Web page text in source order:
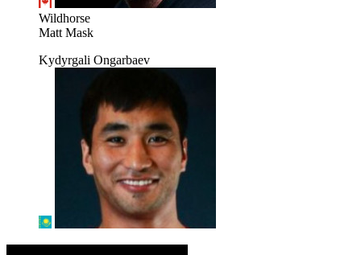
Wildhorse
Matt Mask
Kydyrgali Ongarbaev